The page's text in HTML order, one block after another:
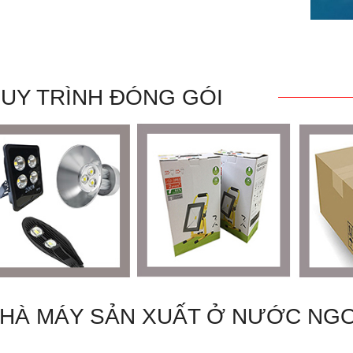
TRÌNH ĐÓNG GÓI
MÁY SẢN XUẤT Ở NƯỚC